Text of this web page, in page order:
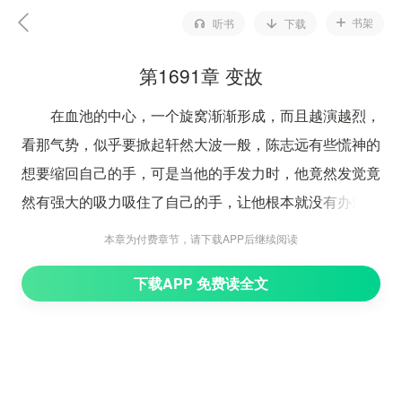
听书 下载 书架
第1691章 变故
在血池的中心，一个旋窝渐渐形成，而且越演越烈，
看那气势，似乎要掀起轩然大波一般，陈志远有些慌神的
想要缩回自己的手，可是当他的手发力时，他竟然发觉竟
然有强大的吸力吸住了自己的手，让他根本就没有办法缩
回手来，陈志远只能够眼睁睁的看着旋窝越来越大。
玩笑啊。”
本章为付费章节，请下载APP后继续阅读
下载APP 免费读全文